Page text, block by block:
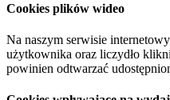
Cookies plików wideo
Na naszym serwisie
użytkownika oraz liczydło
powinien odtwarzać